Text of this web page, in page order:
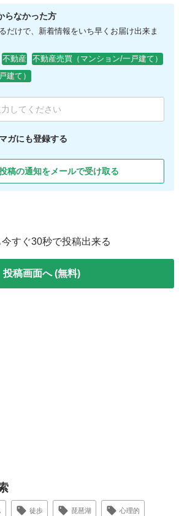
らなかった方
だけで、新着情報をいち早くお届け出来ま
不動産
不動産売買（マンション/一戸建て）
建て）
ガにも登録する
稿の通知をメールで受け取る
すぐ30秒で投稿出来る
投稿画面へ (無料)
徒歩 琵琶湖 心理的